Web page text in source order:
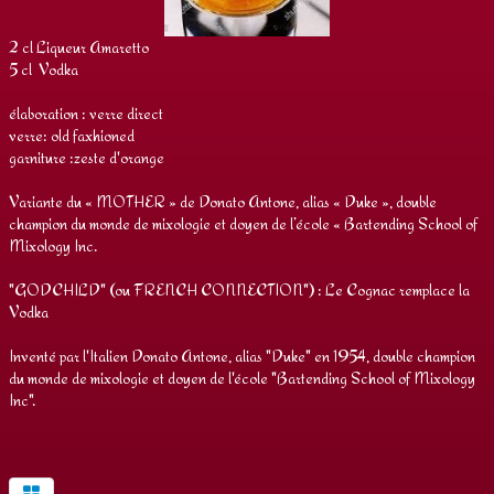
2 cl Liqueur Amaretto
5 cl Vodka
élaboration : verre direct
verre: old faxhioned
garniture :zeste d'orange
Variante du « MOTHER » de Donato Antone, alias « Duke », double
champion du monde de mixologie et doyen de l’école « Bartending School of
Mixology Inc.
"GODCHILD" (ou FRENCH CONNECTION") : Le Cognac remplace la
Vodka
Inventé par l'Italien Donato Antone, alias "Duke" en 1954, double champion
du monde de mixologie et doyen de l'école "Bartending School of Mixology
Inc".